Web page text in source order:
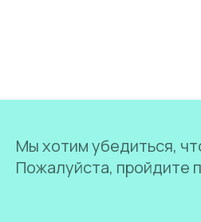
Мы хотим убедиться,
Пожалуйста, пройдите